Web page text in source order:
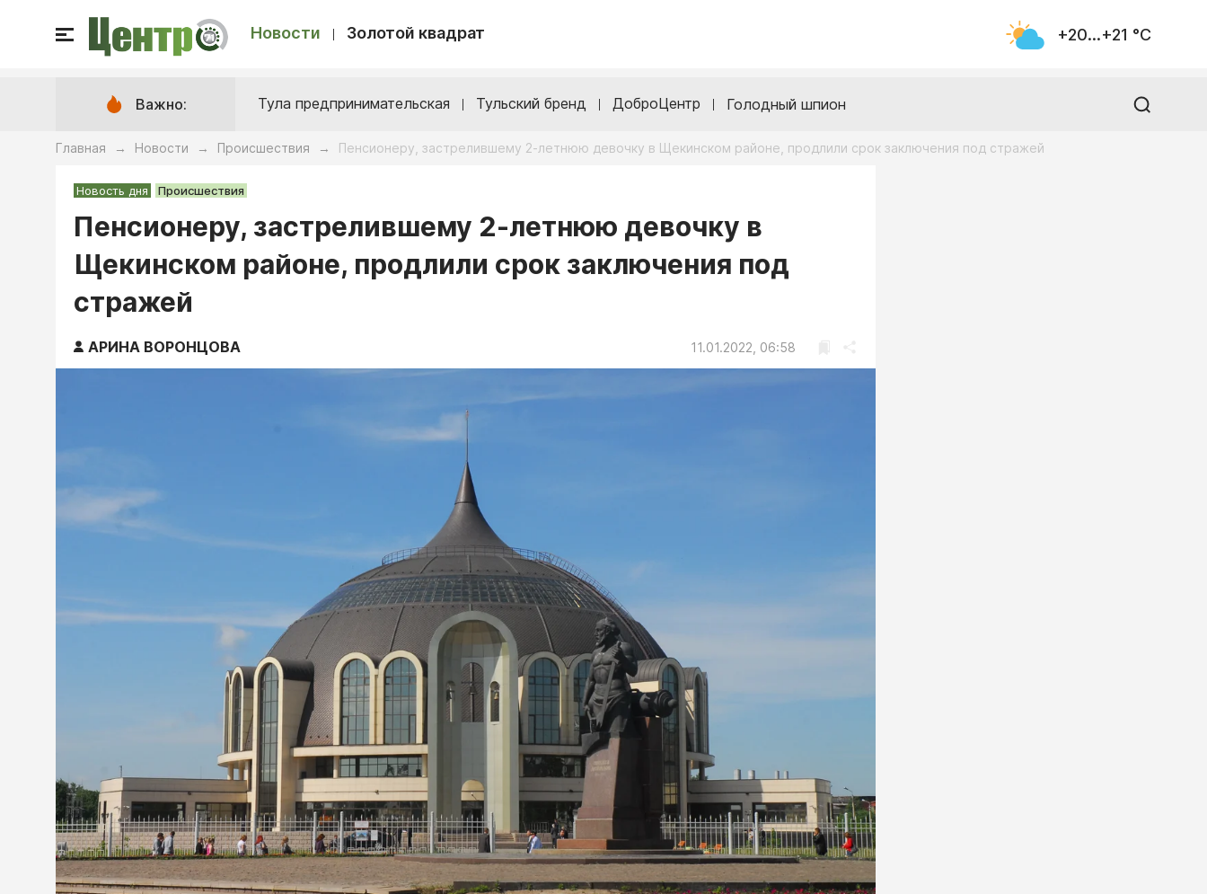
Новости Золотой квадрат +20...+21 °С
Важно: Тула предпринимательская Тульский бренд ДоброЦентр Голодный шпион
Главная → Новости → Происшествия → Пенсионеру, застрелившему 2-летнюю девочку в Щекинском районе, продлили срок заключения под стражей
Новость дня Происшествия
Пенсионеру, застрелившему 2-летнюю девочку в
Щекинском районе, продлили срок заключения под
стражей
АРИНА ВОРОНЦОВА 11.01.2022, 06:58